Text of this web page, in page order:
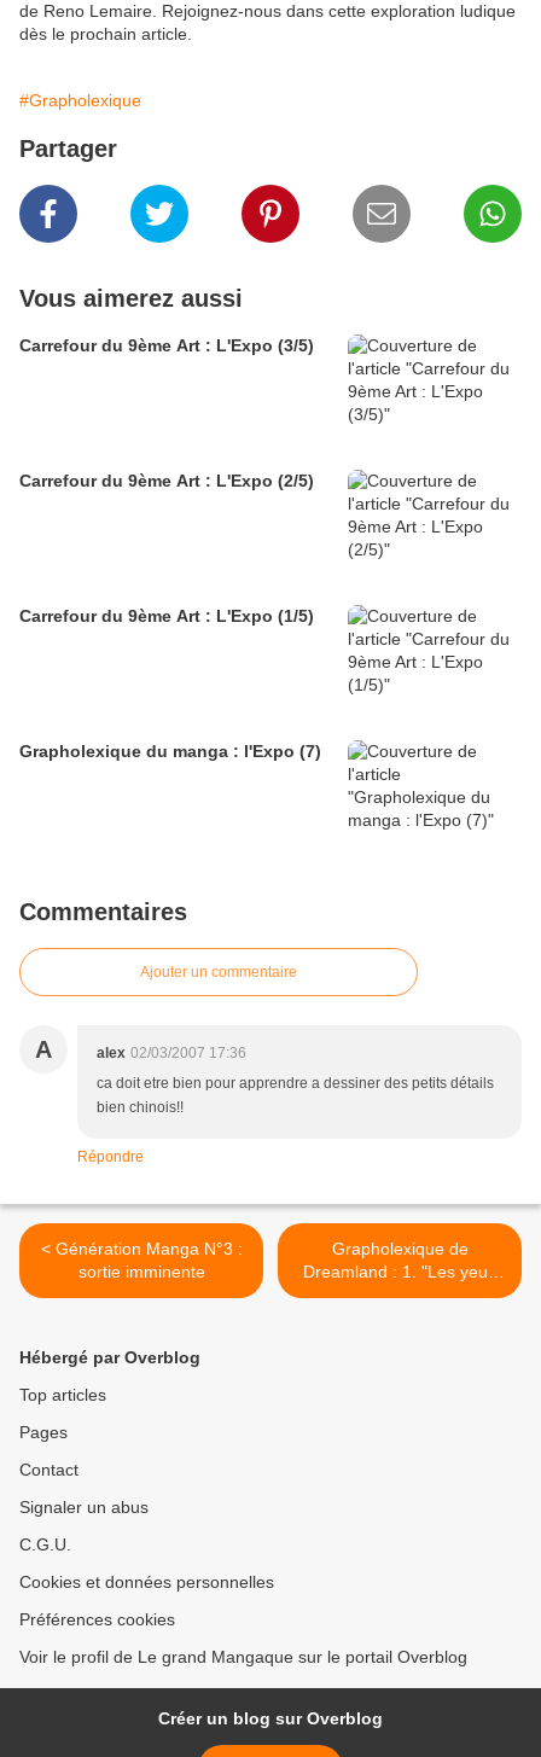
de Reno Lemaire. Rejoignez-nous dans cette exploration ludique
dès le prochain article.
#Grapholexique
Partager
Vous aimerez aussi
Carrefour du 9ème Art : L'Expo (3/5)
Carrefour du 9ème Art : L'Expo (2/5)
Carrefour du 9ème Art : L'Expo (1/5)
Grapholexique du manga : l'Expo (7)
Commentaires
Ajouter un commentaire
A alex 02/03/2007 17:36
ca doit etre bien pour apprendre a dessiner des petits détails
bien chinois!!
Répondre
< Génération Manga N°3 :
sortie imminente
Grapholexique de
Dreamland : 1. "Les yeux
renversés de joie" >
Hébergé par Overblog
Top articles
Pages
Contact
Signaler un abus
C.G.U.
Cookies et données personnelles
Préférences cookies
Voir le profil de Le grand Mangaque sur le portail Overblog
Créer un blog sur Overblog